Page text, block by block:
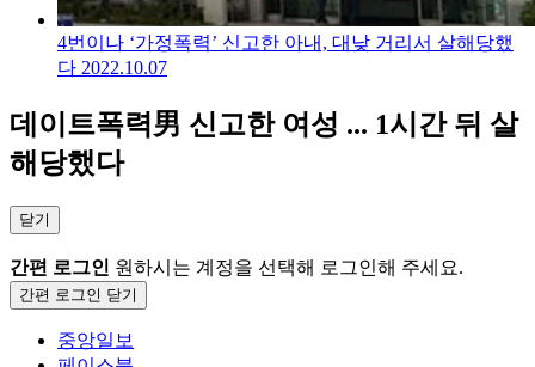
4번이나 ‘가정폭력’ 신고한 아내, 대낮 거리서 살해당했
다 2022.10.07
데이트폭력男 신고한 여성 ... 1시간 뒤 살
해당했다
닫기
간편 로그인 원하시는 계정을 선택해 로그인해 주세요.
간편 로그인 닫기
중앙일보